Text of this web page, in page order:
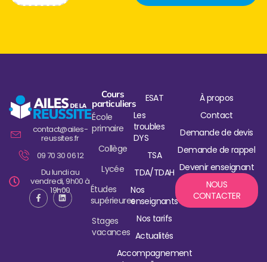
contact@ailes-
reussites.fr
09 70 30 06 12
Du lundi au
vendredi, 9h00 à
19h00
Cours
particuliers
École
primaire
Collège
Lycée
Études
supérieures
Stages
vacances
ESAT
Les
troubles
DYS
TSA
TDA/TDAH
Nos
enseignants
Nos tarifs
Actualités
Accompagnement
À propos
Contact
Demande de devis
Demande de rappel
Devenir enseignant
NOUS
CONTACTER